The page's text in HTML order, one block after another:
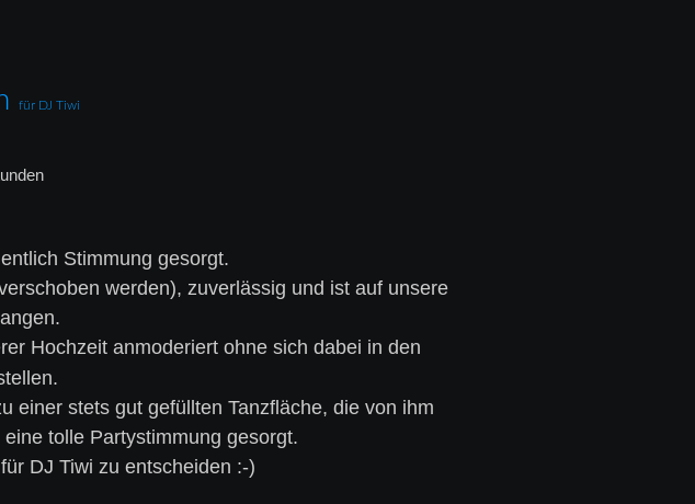
für DJ Tiwi
Stimmung gesorgt.
werden), zuverlässig und ist auf unsere
Hochzeit anmoderiert ohne sich dabei in den
einer stets gut gefüllten Tanzfläche, die von ihm
tolle Partystimmung gesorgt.
DJ Tiwi zu entscheiden :-)